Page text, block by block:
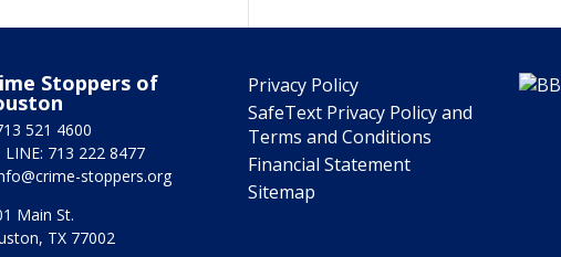
Stoppers of
521 4600
LINE: 713 222 8477
stoppers.org
Main St.
TX 77002
Privacy Policy
SafeText Privacy Policy and
Terms and Conditions
Financial Statement
Sitemap